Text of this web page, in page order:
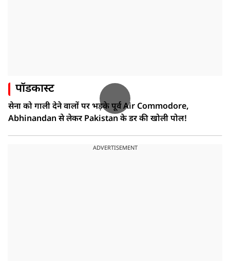
पॉडकास्ट
सेना को गाली देने वालों पर भड़के पूर्व Air Commodore,
Abhinandan से लेकर Pakistan के डर की खोली पोल!
ADVERTISEMENT